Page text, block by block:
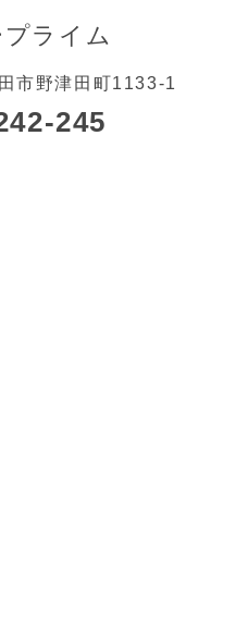
ライム
市野津田町1133-1
245